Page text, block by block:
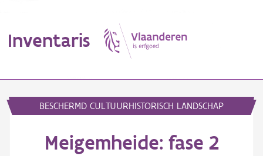
Inventaris
Erfgoedobject
BESCHERMD CULTUURHISTORISCH LANDSCHAP
Meigemheide: fase 2